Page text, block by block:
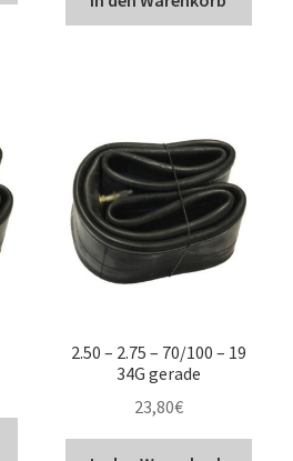
2.50 – 2.75 – 70/100 – 19
34G gerade
23,80€